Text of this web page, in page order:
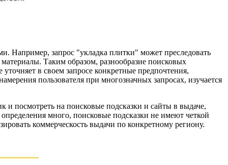
Например, запрос "укладка плитки" может преследовать
Таким образом, разнообразие поисковых
в своем запросе конкретные предпочтения,
пользователя при многозначных запросах, изучается
посмотреть на поисковые подсказки и сайты в выдаче,
много, поисковые подсказки не имеют четкой
коммерческость выдачи по конкретному региону.